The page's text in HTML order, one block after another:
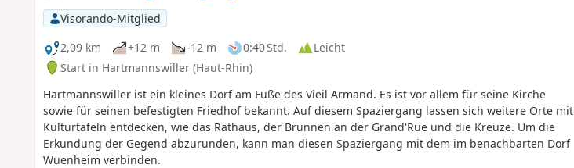
Visorando-Mitglied
2,09 km
+12 m -12 m 0:40 Std.
Leicht
Start in Hartmannswiller (Haut-Rhin)
Hartmannswiller ist ein kleines Dorf am Fuße des Vieil Armand. Es ist vor allem für seine Kirche
sowie für seinen befestigten Friedhof bekannt. Auf diesem Spaziergang lassen sich weitere Orte mit
Kulturtafeln entdecken, wie das Rathaus, der Brunnen an der Grand'Rue und die Kreuze. Um die
Erkundung der Gegend abzurunden, kann man diesen Spaziergang mit dem im benachbarten Dorf
Wuenheim verbinden.